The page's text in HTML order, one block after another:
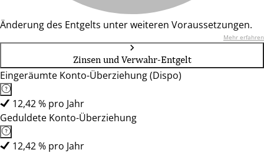
Änderung des Entgelts unter weiteren Voraussetzungen.
Mehr erfahren
Zinsen und Verwahr-Entgelt
Eingeräumte Konto-Überziehung (Dispo)
12,42 % pro Jahr
Geduldete Konto-Überziehung
12,42 % pro Jahr